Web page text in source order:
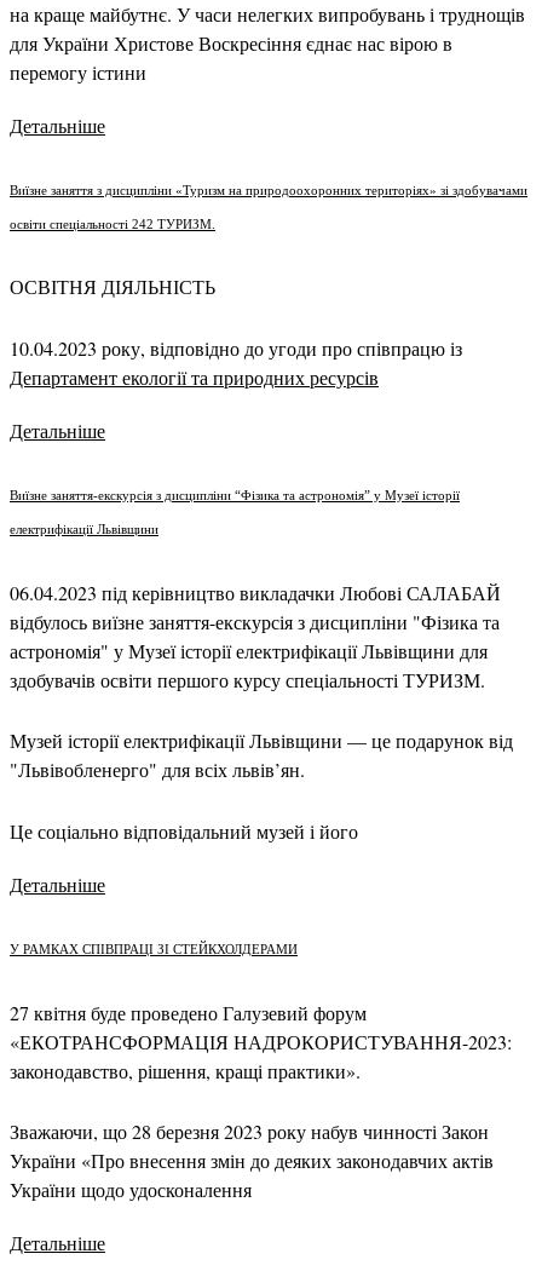
на краще майбутнє. У часи нелегких випробувань і труднощів
для України Христове Воскресіння єднає нас вірою в
перемогу істини
Детальніше
Виїзне заняття з дисципліни «Туризм на природоохоронних територіях» зі здобувачами
освіти спеціальності 242 ТУРИЗМ.
ОСВІТНЯ ДІЯЛЬНІСТЬ
10.04.2023 року, відповідно до угоди про співпрацю із
Департамент екології та природних ресурсів
Детальніше
Виїзне заняття-екскурсія з дисципліни “Фізика та астрономія” у Музеї історії
електрифікації Львівщини
06.04.2023 під керівництво викладачки Любові САЛАБАЙ
відбулось виїзне заняття-екскурсія з дисципліни "Фізика та
астрономія" у Музеї історії електрифікації Львівщини для
здобувачів освіти першого курсу спеціальності ТУРИЗМ.
Музей історії електрифікації Львівщини — це подарунок від
"Львівобленерго" для всіх львів’ян.
Це соціально відповідальний музей і його
Детальніше
У РАМКАХ СПІВПРАЦІ ЗІ СТЕЙКХОЛДЕРАМИ
27 квітня буде проведено Галузевий форум
«ЕКОТРАНСФОРМАЦІЯ НАДРОКОРИСТУВАННЯ-2023:
законодавство, рішення, кращі практики».
Зважаючи, що 28 березня 2023 року набув чинності Закон
України «Про внесення змін до деяких законодавчих актів
України щодо удосконалення
Детальніше